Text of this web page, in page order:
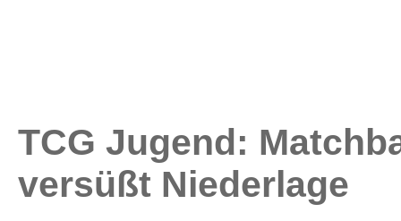
TCG Jugend:
versüßt Niederlage